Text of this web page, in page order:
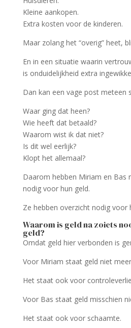
Kleine aankopen.
Extra kosten voor de kinderen.
Maar zolang het “overig” heet,
En in een situatie waarin
is onduidelijkheid extra
Dan kan een vage post meteen
Waar ging dat heen?
Wie heeft dat betaald?
Waarom wist ik dat niet?
Is dit wel eerlijk?
Klopt het allemaal?
Daarom hebben Miriam en Bas
nodig voor hun geld.
Ze hebben overzicht nodig voor
Waarom is geld na zoiets
geld?
Omdat geld hier verbonden is
Voor Miriam staat geld niet
Het staat ook voor
Voor Bas staat geld misschien
Het staat ook voor schaamte.